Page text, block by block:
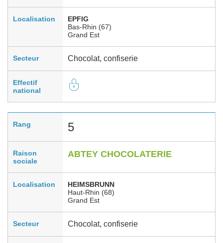
Localisation
EPFIG
Bas-Rhin (67)
Grand Est
Secteur Chocolat, confiserie
Effectif
national
Rang 5
Raison
sociale
ABTEY CHOCOLATERIE
Localisation
HEIMSBRUNN
Haut-Rhin (68)
Grand Est
Secteur Chocolat, confiserie